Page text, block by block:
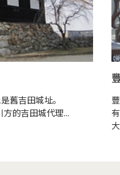
舊吉田城址。
的吉田城代理...